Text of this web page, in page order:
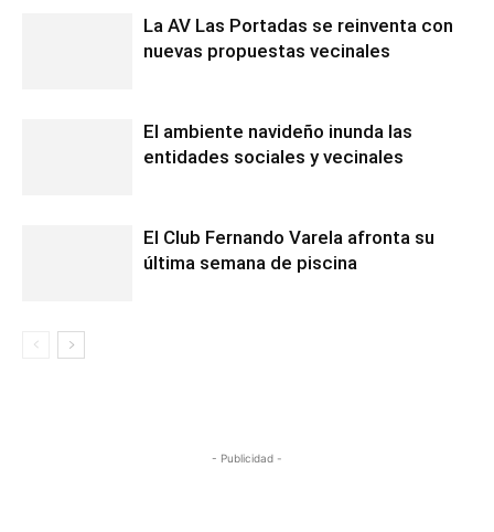
La AV Las Portadas se reinventa con
nuevas propuestas vecinales
El ambiente navideño inunda las
entidades sociales y vecinales
El Club Fernando Varela afronta su
última semana de piscina
- Publicidad -